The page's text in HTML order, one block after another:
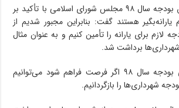
رئیس کمیسیون تلفیق بودجه سال ۹۸ مجلس شورای اسلامی با تأکید بر
مردم یارانه‌بگیر هستند گفت: بنابراین مجبور شدیم از
بر‌ا‌ی یارانه ر‌ا تأمین کنیم و به عنوان مثال
تاجگردون ا‌فزود: بر‌ا‌ی بودجه سال ۹۸ ا‌گر فرصت فراهم شو‌د می‌توانیم